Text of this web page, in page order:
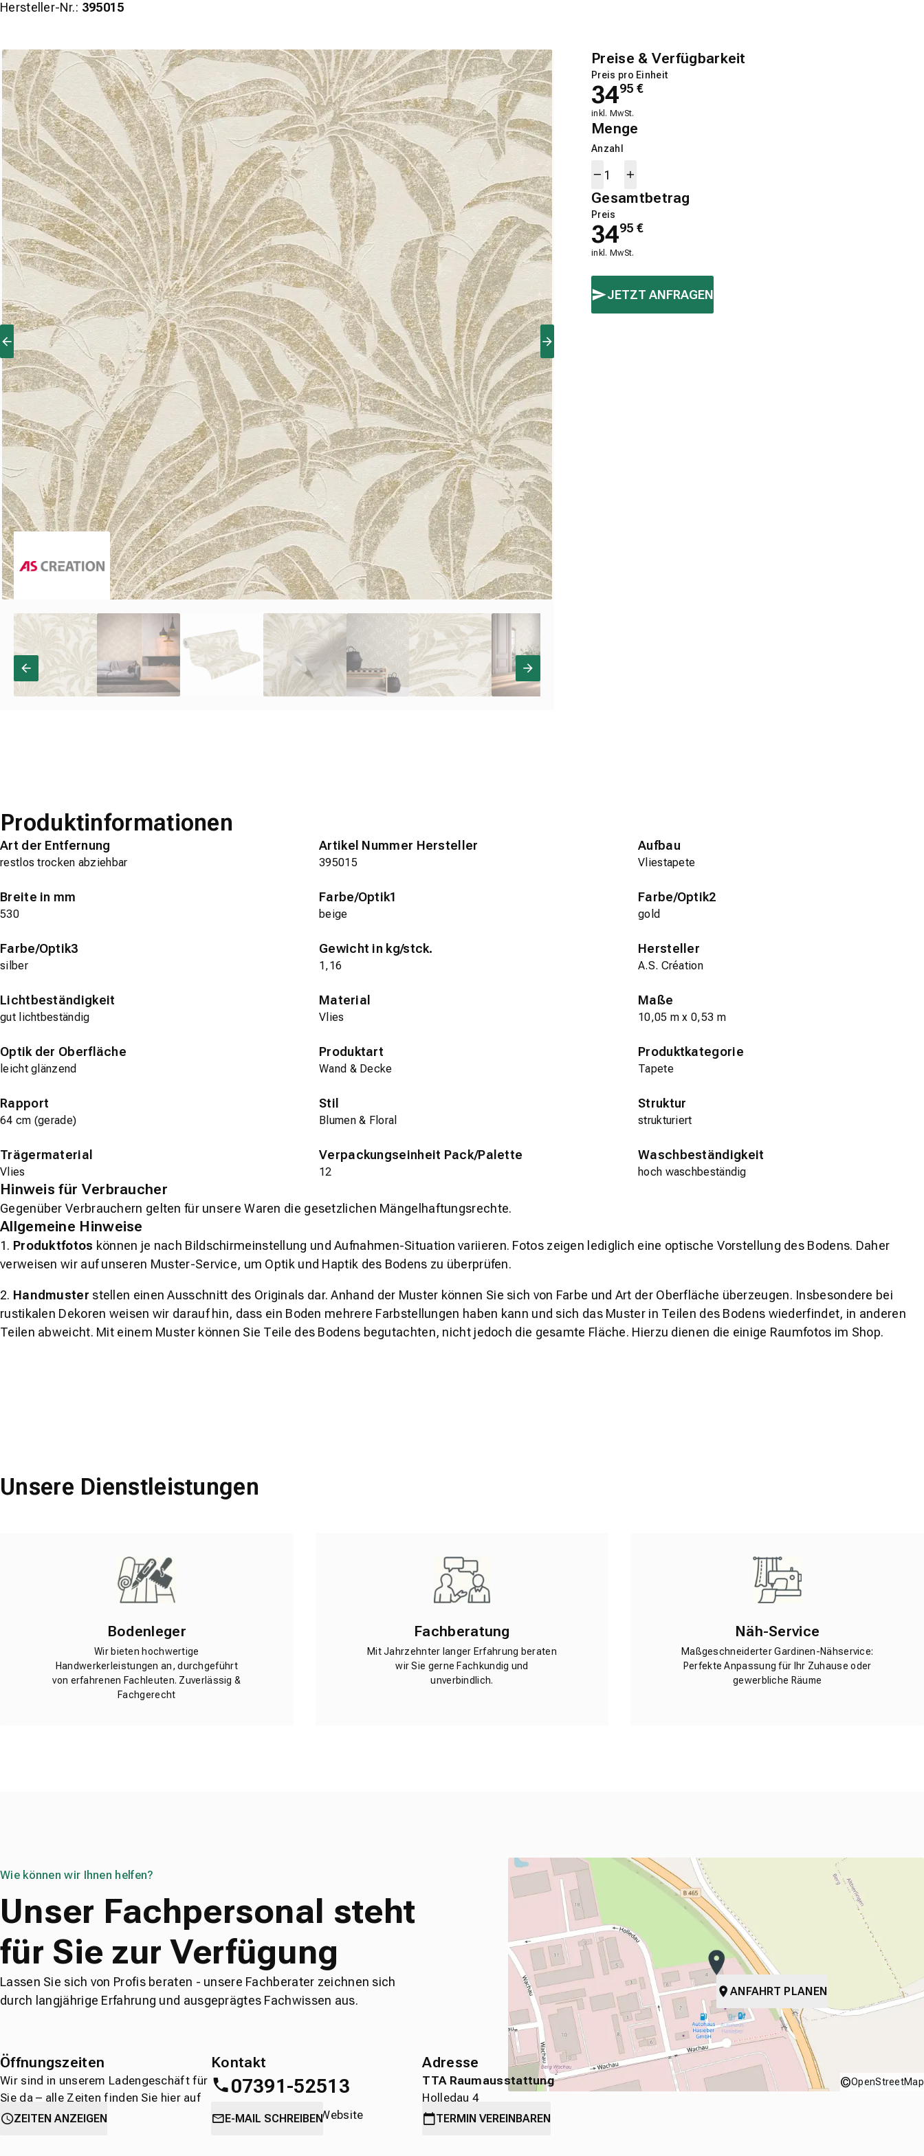
Hersteller-Nr.: 395015
Preise & Verfügbarkeit
Preis pro Einheit
3495 €
inkl. MwSt.
Menge
Anzahl
Gesamtbetrag
Preis
3495 €
inkl. MwSt.
JETZT ANFRAGEN
Produktinformationen
Art der Entfernung
restlos trocken abziehbar
Artikel Nummer Hersteller
395015
Aufbau
Vliestapete
Breite in mm
530
Farbe/Optik1
beige
Farbe/Optik2
gold
Farbe/Optik3
silber
Gewicht in kg/stck.
1,16
Hersteller
A.S. Création
Lichtbeständigkeit
gut lichtbeständig
Material
Vlies
Maße
10,05 m x 0,53 m
Optik der Oberfläche
leicht glänzend
Produktart
Wand & Decke
Produktkategorie
Tapete
Rapport
64 cm (gerade)
Stil
Blumen & Floral
Struktur
strukturiert
Trägermaterial
Vlies
Verpackungseinheit Pack/Palette
12
Waschbeständigkeit
hoch waschbeständig
Hinweis für Verbraucher
Gegenüber Verbrauchern gelten für unsere Waren die gesetzlichen Mängelhaftungsrechte.
Allgemeine Hinweise
1. Produktfotos können je nach Bildschirmeinstellung und Aufnahmen-Situation variieren. Fotos zeigen lediglich eine optische Vorstellung des Bodens. Daher
verweisen wir auf unseren Muster-Service, um Optik und Haptik des Bodens zu überprüfen.
2. Handmuster stellen einen Ausschnitt des Originals dar. Anhand der Muster können Sie sich von Farbe und Art der Oberfläche überzeugen. Insbesondere bei
rustikalen Dekoren weisen wir darauf hin, dass ein Boden mehrere Farbstellungen haben kann und sich das Muster in Teilen des Bodens wiederfindet, in anderen
Teilen abweicht. Mit einem Muster können Sie Teile des Bodens begutachten, nicht jedoch die gesamte Fläche. Hierzu dienen die einige Raumfotos im Shop.
Unsere Dienstleistungen
Bodenleger
Wir bieten hochwertige
Handwerkerleistungen an, durchgeführt
von erfahrenen Fachleuten. Zuverlässig &
Fachgerecht
Fachberatung
Mit Jahrzehnter langer Erfahrung beraten
wir Sie gerne Fachkundig und
unverbindlich.
Näh-Service
Maßgeschneiderter Gardinen-Nähservice:
Perfekte Anpassung für Ihr Zuhause oder
gewerbliche Räume
Wie können wir Ihnen helfen?
Unser Fachpersonal steht
für Sie zur Verfügung
Lassen Sie sich von Profis beraten - unsere Fachberater zeichnen sich
durch langjährige Erfahrung und ausgeprägtes Fachwissen aus.
Öffnungszeiten
Wir sind in unserem Ladengeschäft für
Sie da – alle Zeiten finden Sie hier auf
einen Blick.
ZEITEN ANZEIGEN
Kontakt
07391-52513
oderdirekt über die Website
E-MAIL SCHREIBEN
Adresse
TTA Raumausstattung
Holledau 4
89584 Ehingen
TERMIN VEREINBAREN
ANFAHRT PLANEN
©OpenStreetMap